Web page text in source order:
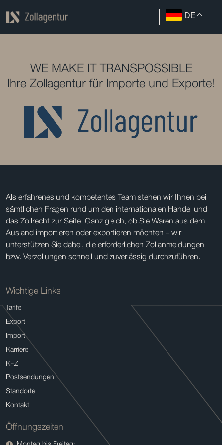
DE
WE MAKE IT TRANSPOSSIBLE
Ihre Zollagentur für Importe und Exporte!
Als erfahrenes und kompetentes Team stehen wir Ihnen bei
sämtlichen Fragen rund um den internationalen Handel und
das Zollrecht zur Seite. Ganz gleich, ob Sie Waren aus dem
Ausland importieren oder exportieren möchten – wir
unterstützen Sie dabei, die erforderlichen Zollanmeldungen
bzw. Verzollungen schnell und zuverlässig durchzuführen.
Wichtige Links
Tarife
Export
Import
Karriere
KFZ
Postsendungen
Standorte
Kontakt
Öffnungszeiten